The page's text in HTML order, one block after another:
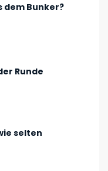
dem Bunker?
Runde
selten